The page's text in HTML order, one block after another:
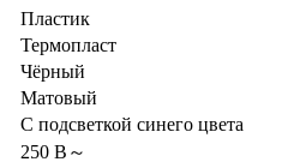
Пластик
Термопласт
Чёрный
Матовый
С подсветкой синего цвета
250 В～